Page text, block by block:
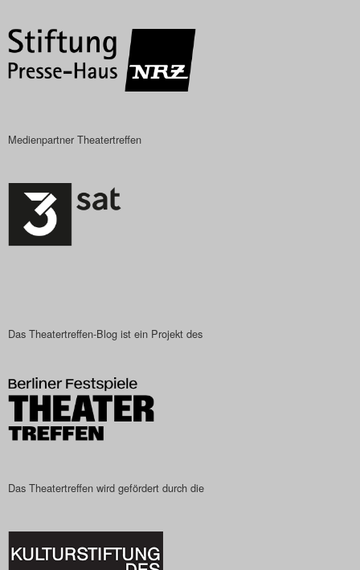
Das Theatertreffen-Blog
2018 Alumni
Das Theatertreffen-Blog
Das Theatertreffen-Blog
2022
Das Theatertreffen-Blog
2023
Das Theatertreffen-Blog
2024
2025
Medienpartner Theatertreffen
Das Theatertreffen-Blog ist ein Projekt des
Das Theatertreffen wird gefördert durch die